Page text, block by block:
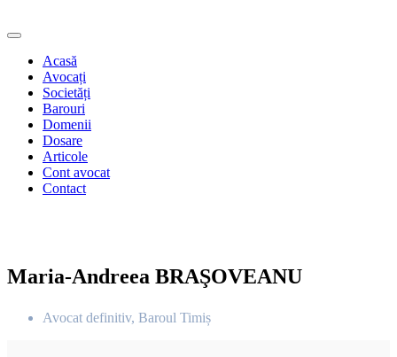
Acasă
Avocați
Societăți
Barouri
Domenii
Dosare
Articole
Cont avocat
Contact
Maria-Andreea BRAŞOVEANU
Avocat definitiv, Baroul Timiș